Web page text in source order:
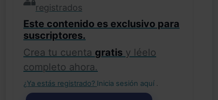
registrados
Este contenido es exclusivo para
suscriptores.
Crea tu cuenta gratis y léelo
completo ahora.
¿Ya estás registrado? Inicia sesión aquí .